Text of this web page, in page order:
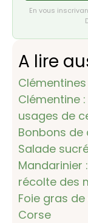
En vous
A lire
Clémentine
usages de
Bonbons de
Salade
Mandarinier
récolte des
Foie gras
Corse